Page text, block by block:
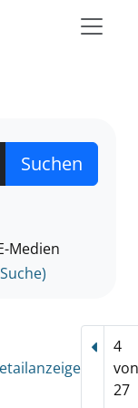
Sie suchen wollen.
Medien
4
27